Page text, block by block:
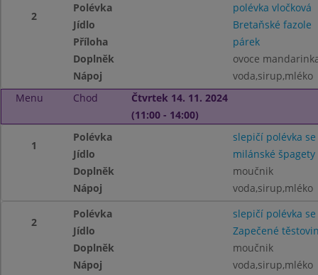
2
Polévka
polévka vločková
Jídlo
Bretaňské fazole
Příloha
párek
Doplněk
ovoce
Nápoj
voda,sirup,mléko
Menu
Chod
Čtvrtek 14. 11. 2024
(11:00 - 14:00)
1
Polévka
slepičí polévka
Jídlo
milánské špagety
Doplněk
moučnik
Nápoj
voda,sirup,mléko
2
Polévka
slepičí polévka
Jídlo
Zapečené
Doplněk
moučnik
Nápoj
voda,sirup,mléko